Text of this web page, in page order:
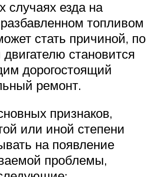
случаях езда на
топливом
стать причиной, по
двигателю становится
дорогостоящий
ремонт.
признаков,
или иной степени
на появление
проблемы,